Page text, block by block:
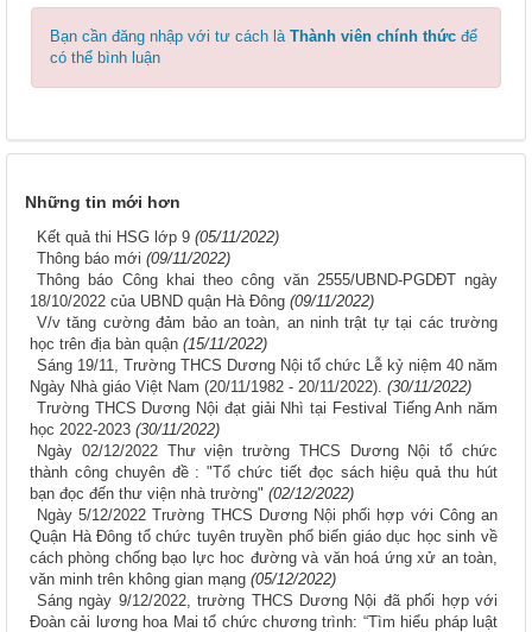
Bạn cần đăng nhập với tư cách là Thành viên chính thức để
có thể bình luận
Những tin mới hơn
Kết quả thi HSG lớp 9 (05/11/2022)
Thông báo mới (09/11/2022)
Thông báo Công khai theo công văn 2555/UBND-PGDĐT ngày
18/10/2022 của UBND quận Hà Đông (09/11/2022)
V/v tăng cường đảm bảo an toàn, an ninh trật tự tại các trường
học trên địa bàn quận (15/11/2022)
Sáng 19/11, Trường THCS Dương Nội tổ chức Lễ kỷ niệm 40 năm
Ngày Nhà giáo Việt Nam (20/11/1982 - 20/11/2022). (30/11/2022)
Trường THCS Dương Nội đạt giải Nhì tại Festival Tiếng Anh năm
học 2022-2023 (30/11/2022)
Ngày 02/12/2022 Thư viện trường THCS Dương Nội tổ chức
thành công chuyên đề : "Tổ chức tiết đọc sách hiệu quả thu hút
bạn đọc đến thư viện nhà trường" (02/12/2022)
Ngày 5/12/2022 Trường THCS Dương Nội phối hợp với Công an
Quận Hà Đông tổ chức tuyên truyền phổ biến giáo dục học sinh về
cách phòng chống bạo lực hoc đường và văn hoá ứng xử an toàn,
văn minh trên không gian mạng (05/12/2022)
Sáng ngày 9/12/2022, trường THCS Dương Nội đã phối hợp với
Đoàn cải lương hoa Mai tổ chức chương trình: “Tìm hiểu pháp luật